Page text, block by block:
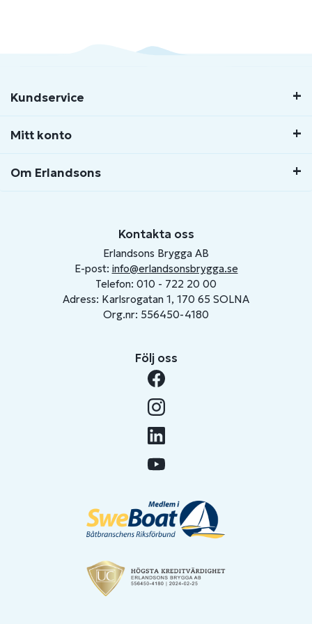
Kundservice
Mitt konto
Om Erlandsons
Kontakta oss
Erlandsons Brygga AB
E-post: info@erlandsonsbrygga.se
Telefon: 010 - 722 20 00
Adress: Karlsrogatan 1, 170 65 SOLNA
Org.nr: 556450-4180
Följ oss